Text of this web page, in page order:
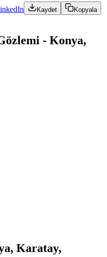
Kaydet Kopyala
- Konya,
Karatay,